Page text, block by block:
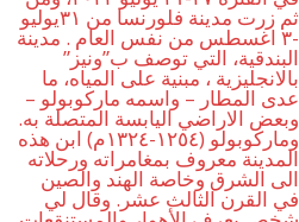
ثم زرت مدينة فلورنسا من ٣١يوليو
-٣ اغسطس من نفس العام . مدينة
البندقية، التي توصف ب”ونيز”
بالانجليزية ، مبنية على المياه، ما
عدى المطار – واسمه ماركوبولو –
وبعض الاراضي اليابسة المتصلة به.
وماركوبولو (١٢٥٤-١٣٢٤م) ابن هذه
المدينة معروف بمغامراته ورحلاته
الى الشرق وخاصة الهند والصين
في القرن الثالث عشر. وقال لي